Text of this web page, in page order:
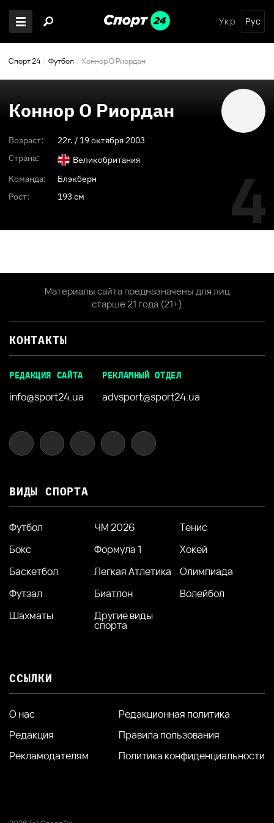
Укр Рус
Спорт 24 Футбол Коннор О Риордан
Коннор О Риордан
Возраст: 22г. / 19 октября 2003
Страна:
Великобритания
Команда:
Блэкберн
Рост:
193 см 4
Материалы сайта предназначены для лиц
старше 21 года (21+)
КОНТАКТЫ
РЕДАКЦИЯ САЙТА
info@sport24.ua
РЕКЛАМНЫЙ ОТДЕЛ
advsport@sport24.ua
ВИДЫ СПОРТА
Футбол ЧМ 2026
Тенис
Бокс
Формула 1
Хокей
Баскетбол
Легкая Атлетика
Олимпиада
Футзал
Биатлон
Волейбол
Шахматы
Другие виды
спорта
ССЫЛКИ
О нас
Редакция
Рекламодателям
Редакционная политика
Правила пользования
Политика конфиденциальности